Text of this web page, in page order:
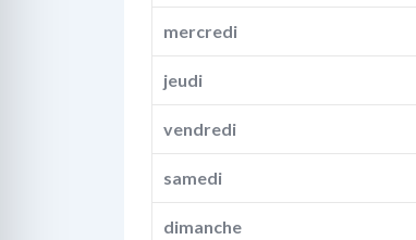
mercredi
jeudi
vendredi
samedi
dimanche